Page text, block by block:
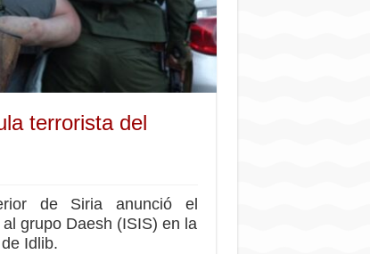
terrorista del
de Siria anunció el
grupo Daesh (ISIS) en la
Idlib.